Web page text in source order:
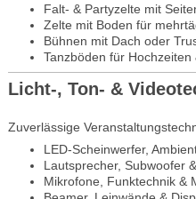
Falt- & Partyzelte mit
Zelte mit Boden für
Bühnen mit Dach oder
Tanzböden für
Licht-, Ton- &
Zuverlässige
LED-Scheinwerfer,
Lautsprecher, Subwoofer
Mikrofone, Funktechnik &